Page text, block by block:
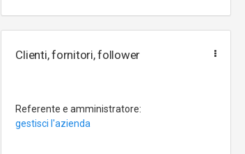
Clienti, fornitori, follower
Referente e amministratore:
gestisci l'azienda